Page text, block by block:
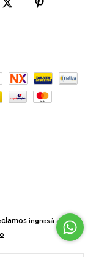
ingresá acá.